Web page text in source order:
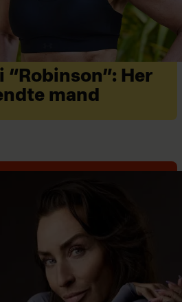
“Robinson”: Her
mand